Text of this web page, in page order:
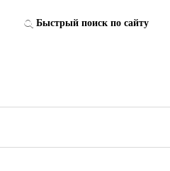
Быстрый поиск по сайту